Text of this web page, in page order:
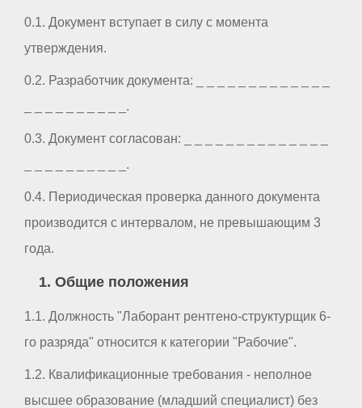
0.1. Документ вступает в силу с момента
утверждения.
0.2. Разработчик документа: _ _ _ _ _ _ _ _ _ _ _ _ _
_ _ _ _ _ _ _ _ _ _.
0.3. Документ согласован: _ _ _ _ _ _ _ _ _ _ _ _ _ _
_ _ _ _ _ _ _ _ _ _.
0.4. Периодическая проверка данного документа
производится с интервалом, не превышающим 3
года.
1. Общие положения
1.1. Должность "Лаборант рентгено-структурщик 6-
го разряда" относится к категории "Рабочие".
1.2. Квалификационные требования - неполное
высшее образование (младший специалист) без